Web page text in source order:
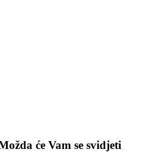
će Vam se svidjeti